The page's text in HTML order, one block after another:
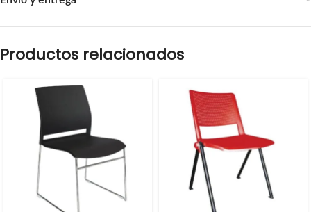
Productos relacionados